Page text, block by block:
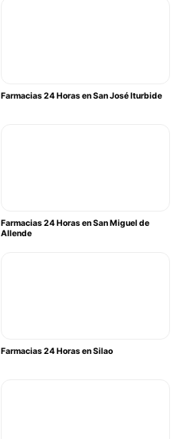
Farmacias 24 Horas en San José Iturbide
Farmacias 24 Horas en San Miguel de
Allende
Farmacias 24 Horas en Silao